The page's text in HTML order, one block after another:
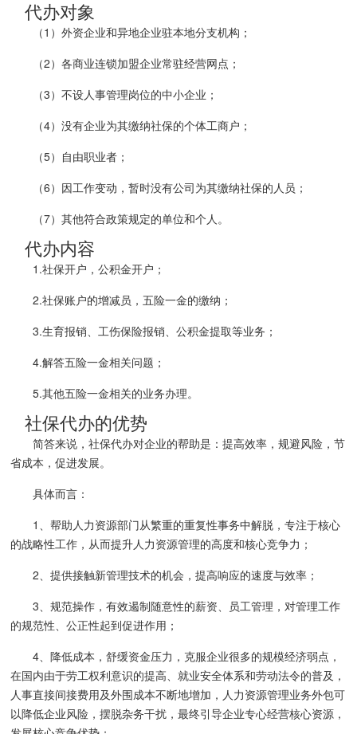
代办对象
（1）外资企业和异地企业驻本地分支机构；
（2）各商业连锁加盟企业常驻经营网点；
（3）不设人事管理岗位的中小企业；
（4）没有企业为其缴纳社保的个体工商户；
（5）自由职业者；
（6）因工作变动，暂时没有公司为其缴纳社保的人员；
（7）其他符合政策规定的单位和个人。
代办内容
1.社保开户，公积金开户；
2.社保账户的增减员，五险一金的缴纳；
3.生育报销、工伤保险报销、公积金提取等业务；
4.解答五险一金相关问题；
5.其他五险一金相关的业务办理。
社保代办的优势
简答来说，社保代办对企业的帮助是：提高效率，规避风险，节
省成本，促进发展。
具体而言：
1、帮助人力资源部门从繁重的重复性事务中解脱，专注于核心
的战略性工作，从而提升人力资源管理的高度和核心竞争力；
2、提供接触新管理技术的机会，提高响应的速度与效率；
3、规范操作，有效遏制随意性的薪资、员工管理，对管理工作
的规范性、公正性起到促进作用；
4、降低成本，舒缓资金压力，克服企业很多的规模经济弱点，
在国内由于劳工权利意识的提高、就业安全体系和劳动法令的普及，
人事直接间接费用及外围成本不断地增加，人力资源管理业务外包可
以降低企业风险，摆脱杂务干扰，最终引导企业专心经营核心资源，